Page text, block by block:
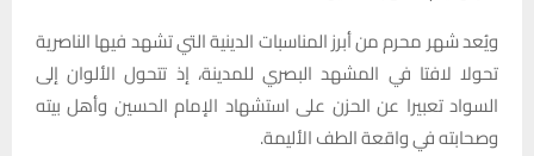
ويُعد شهر محرم من أبرز المناسبات الدينية التي تشهد فيها الناصرية
تحولا لافتا في المشهد البصري للمدينة، إذ تتحول الألوان إلى
السواد تعبيرا عن الحزن على استشهاد الإمام الحسين وأهل بيته
وصحابته في واقعة الطف الأليمة.